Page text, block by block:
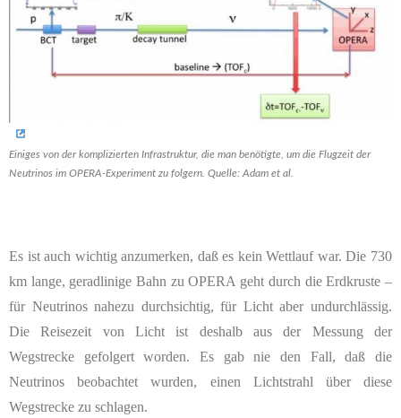
Einiges von der komplizierten Infrastruktur, die man benötigte, um die Flugzeit der
Neutrinos im OPERA-Experiment zu folgern. Quelle: Adam et al.
Es ist auch wichtig anzumerken, daß es kein Wettlauf war. Die 730
km lange, geradlinige Bahn zu OPERA geht durch die Erdkruste –
für Neutrinos nahezu durchsichtig, für Licht aber undurchlässig.
Die Reisezeit von Licht ist deshalb aus der Messung der
Wegstrecke gefolgert worden. Es gab nie den Fall, daß die
Neutrinos beobachtet wurden, einen Lichtstrahl über diese
Wegstrecke zu schlagen.